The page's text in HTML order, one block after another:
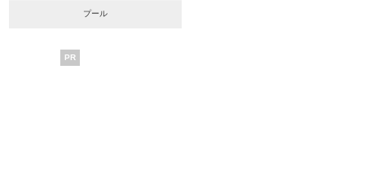
プール
PR